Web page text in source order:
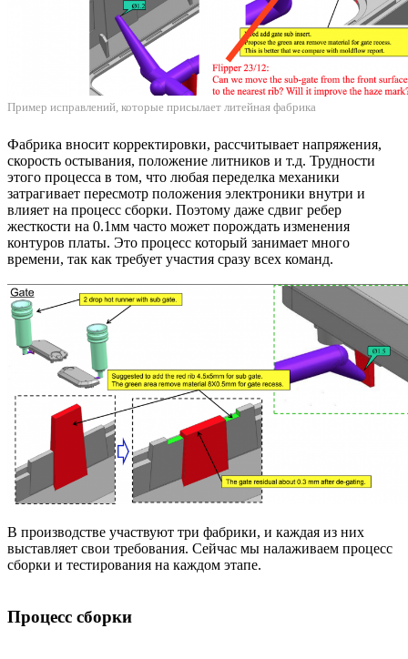
Пример исправлений, которые присылает литейная фабрика
Фабрика вносит корректировки, рассчитывает напряжения,
скорость остывания, положение литников и т.д. Трудности
этого процесса в том, что любая переделка механики
затрагивает пересмотр положения электроники внутри и
влияет на процесс сборки. Поэтому даже сдвиг ребер
жесткости на 0.1мм часто может порождать изменения
контуров платы. Это процесс который занимает много
времени, так как требует участия сразу всех команд.
В производстве участвуют три фабрики, и каждая из них
выставляет свои требования. Сейчас мы налаживаем процесс
сборки и тестирования на каждом этапе.
Процесс сборки